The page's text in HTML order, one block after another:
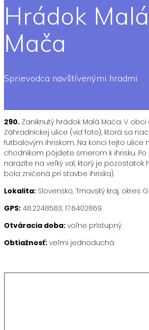
Hrádok Malá
Mača
Sprievodca navštívenými hradmi
290. Zaniknutý hrádok Malá Mača. V
Záhradníckej ulice (viď foto), ktorá sa
futbalovým ihriskom. Na konci tejto ulice
chodníkom pôjdete smerom k ihrisku.
narazíte na veľký val, ktorý je pozostatok
bola zničená pri stavbe ihriska).
Lokalita: Slovensko, Trnavský kraj, okres
GPS: 48.2248583, 17.6402869
Otváracia doba: voľne prístupný
Obtiažnosť: veľmi jednoduchá